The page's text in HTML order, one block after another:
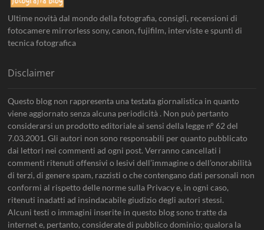
Ultime novità dal mondo della fotografia, consigli, recensioni di
fotocamere mirrorless sony, canon, fujifilm, interviste e spunti di
tecnica fotografica
Disclaimer
Questo blog non rappresenta una testata giornalistica in quanto
viene aggiornato senza alcuna periodicità . Non può pertanto
considerarsi un prodotto editoriale ai sensi della legge n° 62 del
7.03.2001. Gli autori non sono responsabili per quanto pubblicato
dai lettori nei commenti ad ogni post. Verranno cancellati i
commenti ritenuti offensivi o lesivi dell’immagine o dell’onorabilità
di terzi, di genere spam, razzisti o che contengano dati personali non
conformi al rispetto delle norme sulla Privacy e, in ogni caso,
ritenuti inadatti ad insindacabile giudizio degli autori stessi.
Alcuni testi o immagini inserite in questo blog sono tratte da
internet e, pertanto, considerate di pubblico dominio; qualora la